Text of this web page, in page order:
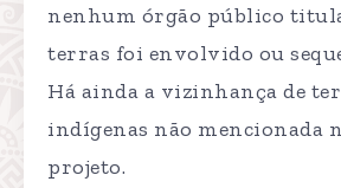
nenhum órgão público
terras foi envolvido ou
Há ainda a vizinhança de
indígenas não mencionada
projeto.